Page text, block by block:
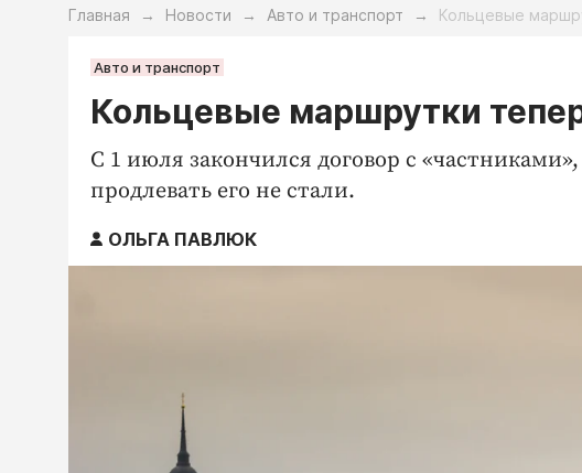
Главная → Новости → Авто и транспорт → Кольцевые
Авто и транспорт
Кольцевые маршрутки
С 1 июля закончился договор с
продлевать его не стали.
ОЛЬГА ПАВЛЮК